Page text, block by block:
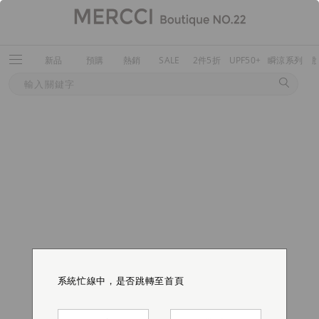
新品 預購 熱銷 SALE 2件5折 UPF50+ 瞬涼系列
系統忙線中，是否跳轉至首頁
系統忙線中，是否跳轉至首頁
系統忙線中，是否跳轉至首頁
系統忙線中，是否跳轉至首頁
系統忙線中，是否跳轉至首頁